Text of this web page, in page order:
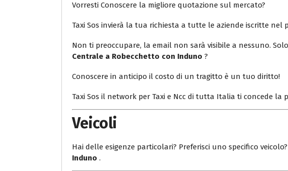
Vorresti Conoscere la migliore quotazione sul mercato?
Taxi Sos invierà la tua richiesta a tutte le aziende iscritte
Non ti preoccupare, la email non sarà visibile a nessuno.
Centrale a Robecchetto con Induno ?
Conoscere in anticipo il costo di un tragitto è un tuo diritto!
Taxi Sos il network per Taxi e Ncc di tutta Italia ti concede
Veicoli
Hai delle esigenze particolari? Preferisci uno specifico
Induno .